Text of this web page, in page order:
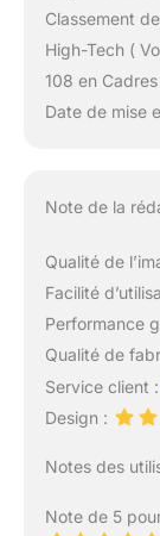
Classement
High-Tech (
108 en
Date de mise
Note de la
Qualité de
Facilité
Performance
Qualité de
Service client :
Design :
Notes des
Note de 5